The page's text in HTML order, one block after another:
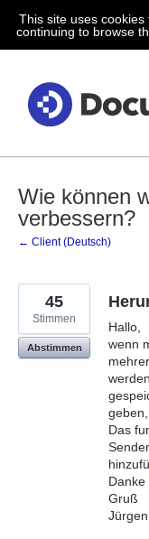
Zum
Inhalt
This site uses
continuing to browse
Wie können
verbessern?
← Client (Deutsch)
Hallo,
wenn
Das
Danke
Gruß
45
Stimmen
Abstimmen